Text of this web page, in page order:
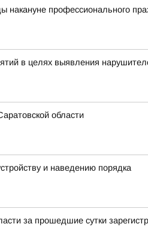
накануне профессионального
в целях выявления
области
и наведению порядка
за прошедшие сутки